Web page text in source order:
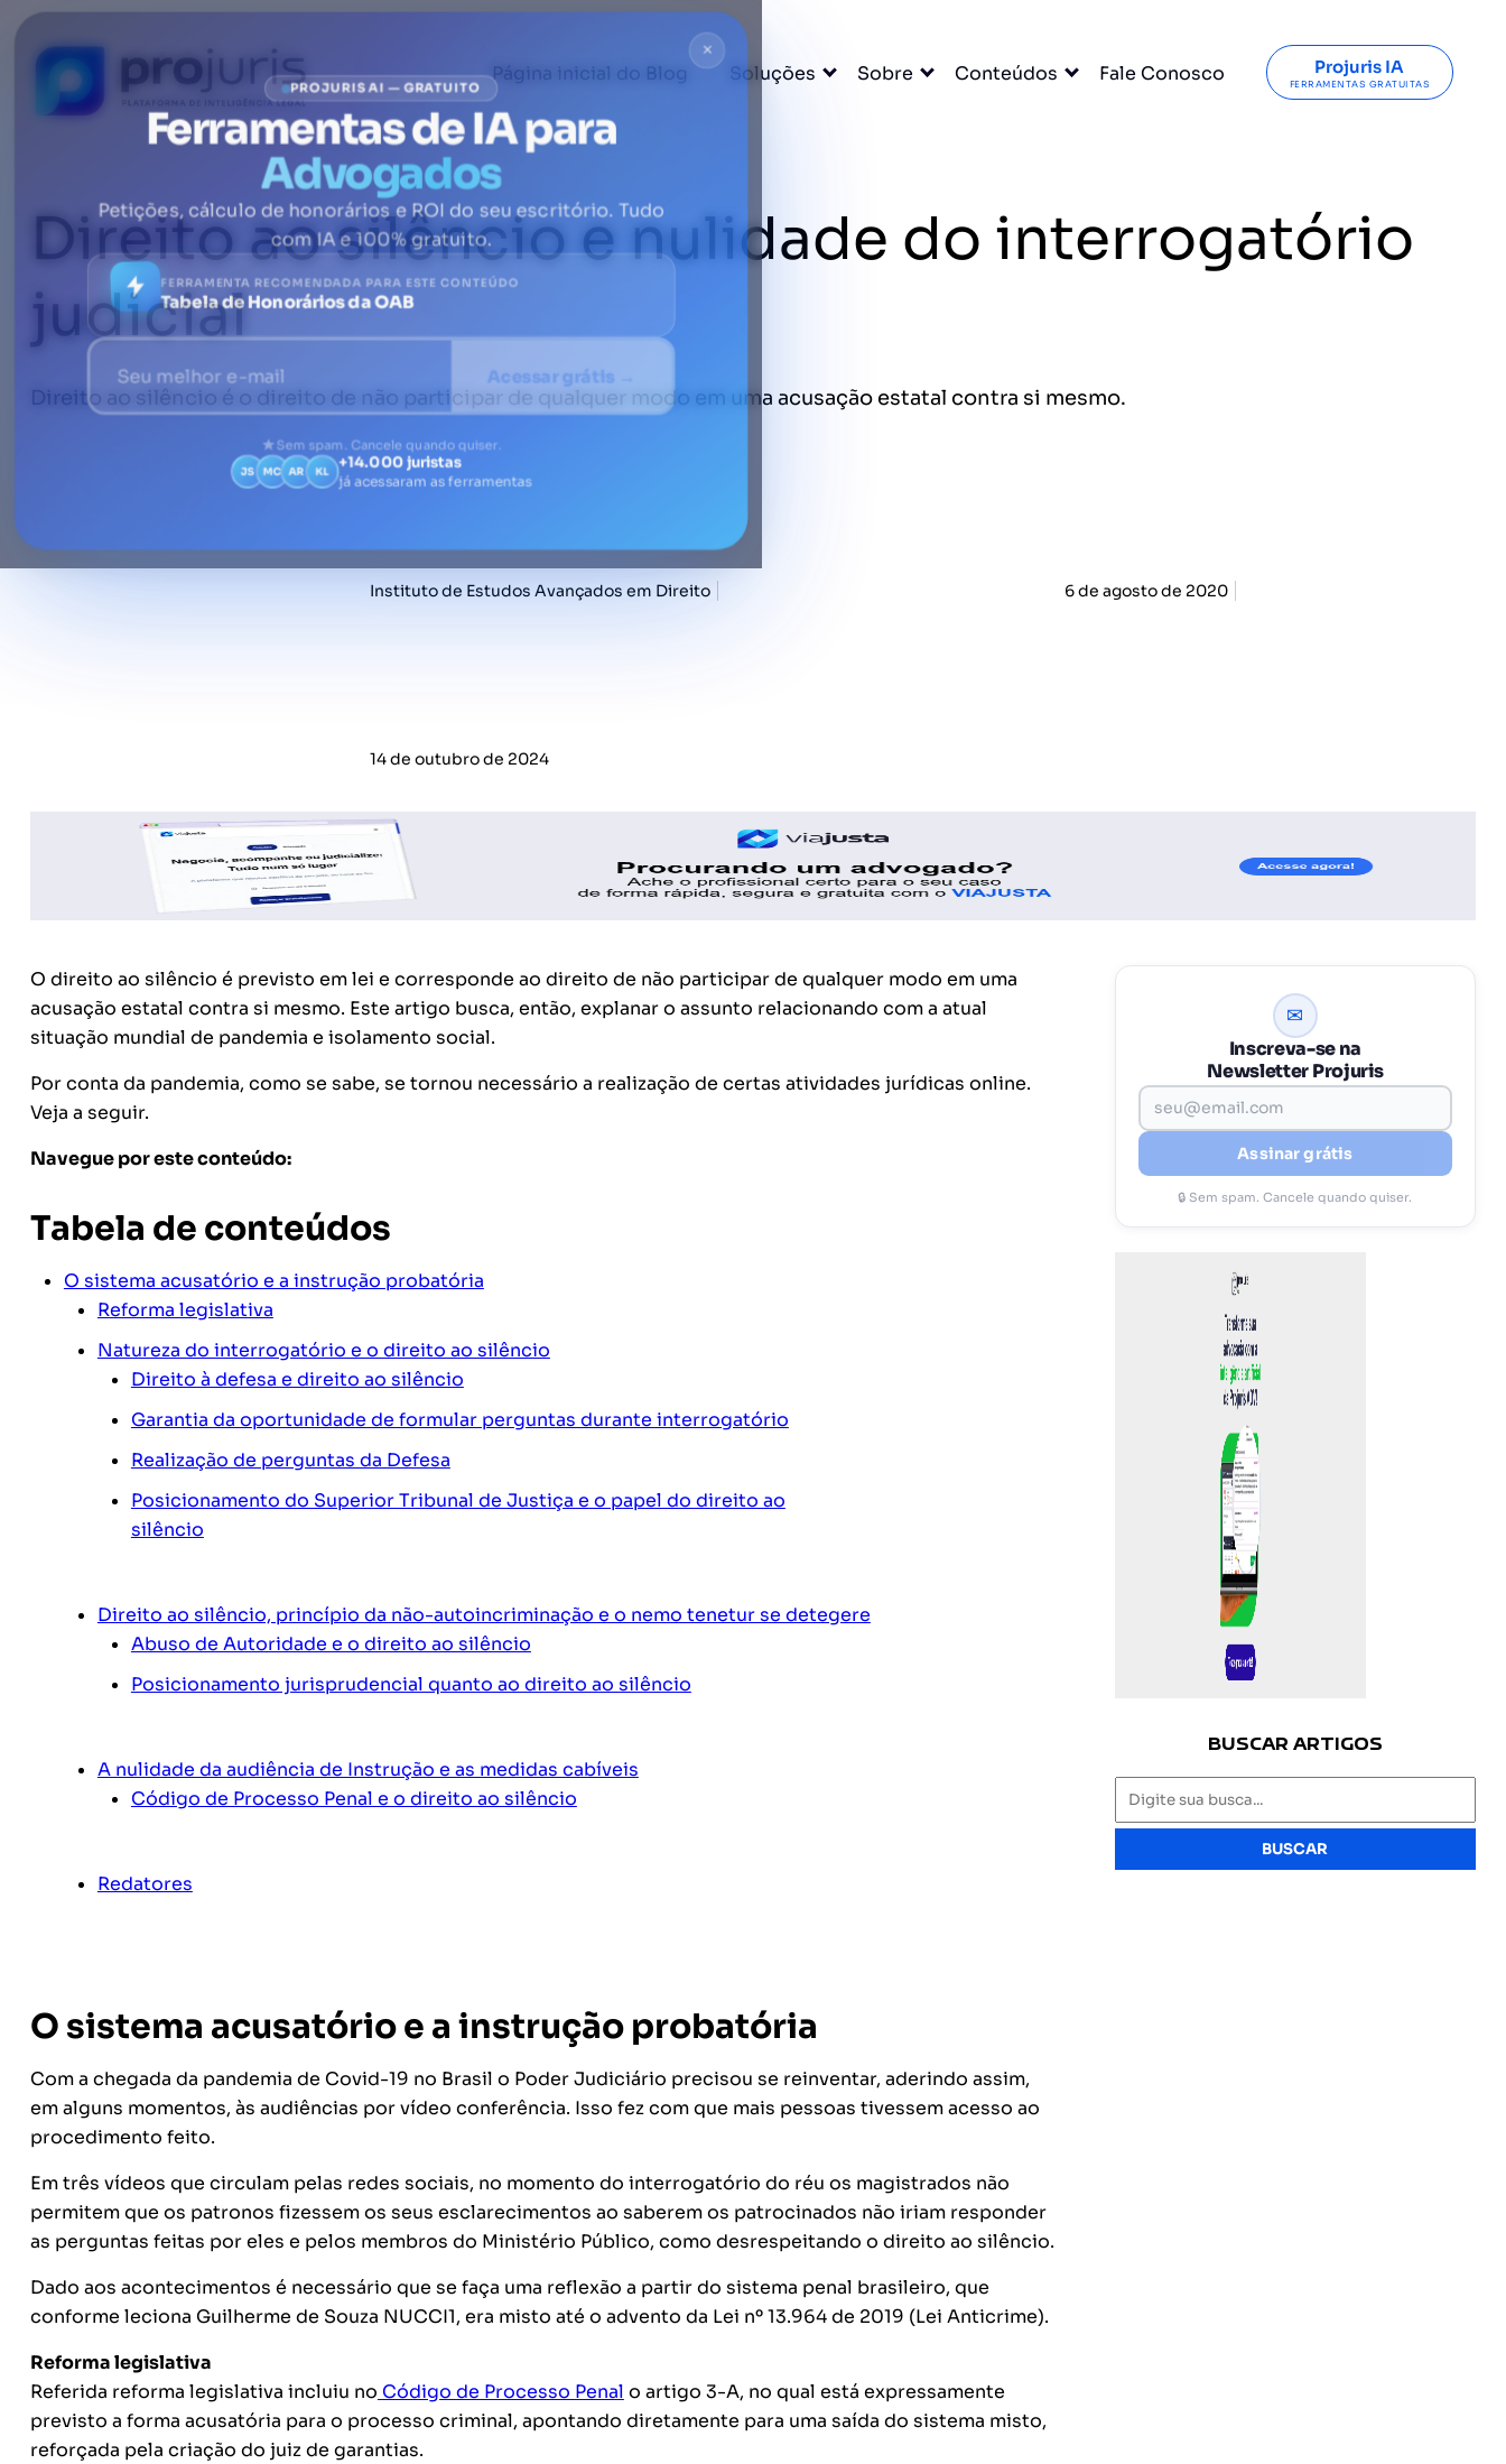
Página inicial do Blog Soluções Sobre Conteúdos Fale Conosco Projuris IA
FERRAMENTAS GRATUITAS
Direito ao silêncio e nulidade do interrogatório
judicial
Direito ao silêncio é o direito de não participar de qualquer modo em uma acusação estatal contra si mesmo.
Instituto de Estudos Avançados em Direito 6 de agosto de 2020
14 de outubro de 2024
O direito ao silêncio é previsto em lei e corresponde ao direito de não participar de qualquer modo em uma
acusação estatal contra si mesmo. Este artigo busca, então, explanar o assunto relacionando com a atual
situação mundial de pandemia e isolamento social.
Por conta da pandemia, como se sabe, se tornou necessário a realização de certas atividades jurídicas online.
Veja a seguir.
Navegue por este conteúdo:
Tabela de conteúdos
O sistema acusatório e a instrução probatória
Reforma legislativa
Natureza do interrogatório e o direito ao silêncio
Direito à defesa e direito ao silêncio
Garantia da oportunidade de formular perguntas durante interrogatório
Realização de perguntas da Defesa
Posicionamento do Superior Tribunal de Justiça e o papel do direito ao
silêncio
Direito ao silêncio, princípio da não-autoincriminação e o nemo tenetur se detegere
Abuso de Autoridade e o direito ao silêncio
Posicionamento jurisprudencial quanto ao direito ao silêncio
A nulidade da audiência de Instrução e as medidas cabíveis
Código de Processo Penal e o direito ao silêncio
Redatores
O sistema acusatório e a instrução probatória
Com a chegada da pandemia de Covid-19 no Brasil o Poder Judiciário precisou se reinventar, aderindo assim,
em alguns momentos, às audiências por vídeo conferência. Isso fez com que mais pessoas tivessem acesso ao
procedimento feito.
Em três vídeos que circulam pelas redes sociais, no momento do interrogatório do réu os magistrados não
permitem que os patronos fizessem os seus esclarecimentos ao saberem os patrocinados não iriam responder
as perguntas feitas por eles e pelos membros do Ministério Público, como desrespeitando o direito ao silêncio.
Dado aos acontecimentos é necessário que se faça uma reflexão a partir do sistema penal brasileiro, que
conforme leciona Guilherme de Souza NUCCI1, era misto até o advento da Lei nº 13.964 de 2019 (Lei Anticrime).
Reforma legislativa
Referida reforma legislativa incluiu no Código de Processo Penal o artigo 3-A, no qual está expressamente
previsto a forma acusatória para o processo criminal, apontando diretamente para uma saída do sistema misto,
reforçada pela criação do juiz de garantias.
✉
Inscreva-se na
Newsletter Projuris
Assinar grátis
🔒 Sem spam. Cancele quando quiser.
BUSCAR ARTIGOS
BUSCAR
×
PROJURIS AI — GRATUITO
Ferramentas de IA para
Advogados
Petições, cálculo de honorários e ROI do seu escritório. Tudo
com IA e 100% gratuito.
FERRAMENTA RECOMENDADA PARA ESTE CONTEÚDO
Tabela de Honorários da OAB
Acessar grátis →
Sem spam. Cancele quando quiser.
JS MC AR KL +14.000 juristas
já acessaram as ferramentas